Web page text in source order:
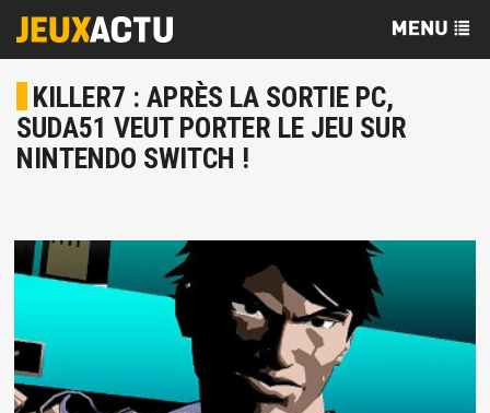
KILLER7 : APRÈS LA SORTIE PC,
SUDA51 VEUT PORTER LE JEU SUR
NINTENDO SWITCH !